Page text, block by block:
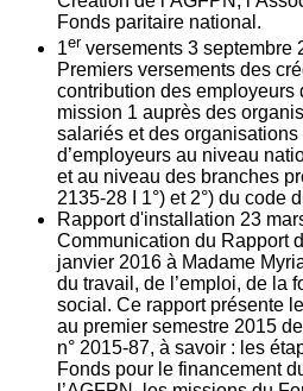
Fonds paritaire national.
1er versements 3 septembre
Premiers versements des
contribution des employeurs
mission 1 auprès des
salariés et des
d’employeurs au niveau
et au niveau des branches
2135‐28 I 1°) et 2°) du code
Rapport d'installation 23
Communication du Rapport
janvier 2016 à Madame
du travail, de l’emploi, de la
social. Ce rapport présente
au premier semestre 2015
n° 2015-87, à savoir : les
Fonds pour le financement